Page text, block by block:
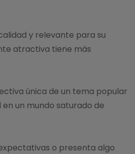
y relevante para su
atractiva tiene más
única de un tema popular
un mundo saturado de
o presenta algo